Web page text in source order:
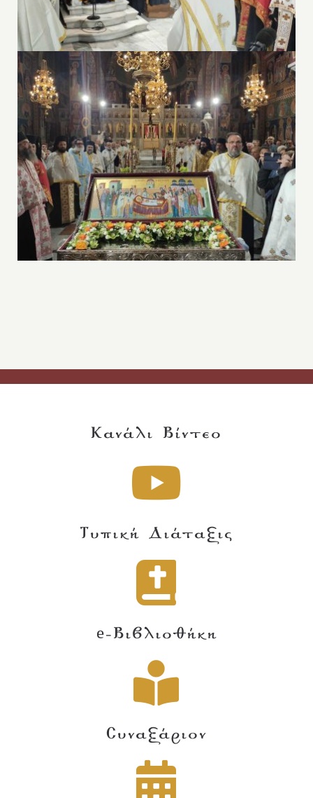
Κανάλι Βίντεο
Τυπική Διάταξις
e-Βιβλιοθήκη
Συναξάριον